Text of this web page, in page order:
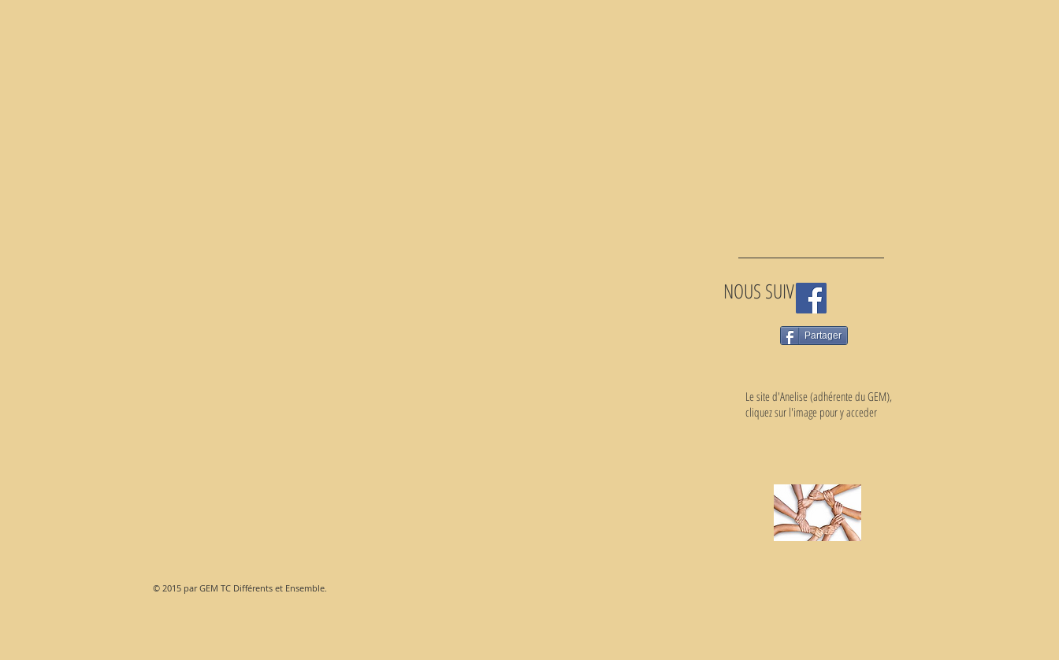
NOUS SUIVRE :
Partager
Le site d'Anelise (adhérente du GEM),
cliquez sur l'image pour y acceder
© 2015 par GEM TC Différents et Ensemble.